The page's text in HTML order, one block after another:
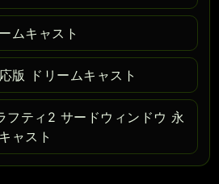
ムキャスト
版 ドリームキャスト
フティ2 サードウィンドウ 永
ャスト